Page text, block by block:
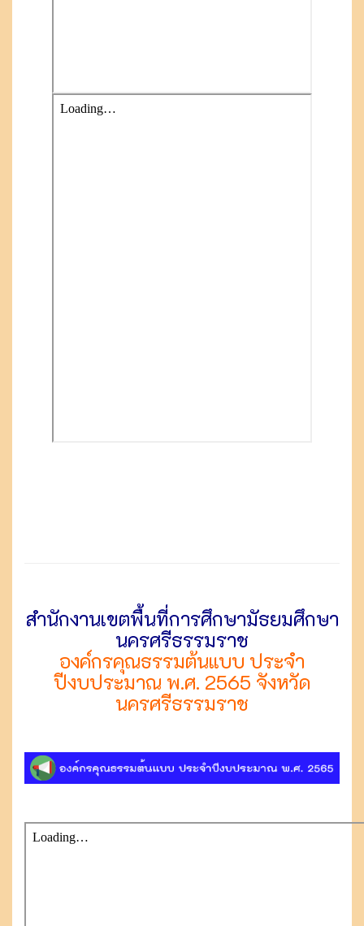
สำนักงานเขตพื้นที่การศึกษามัธยมศึกษา
นครศรีธรรมราช
องค์กรคุณธรรมต้นแบบ ประจำ
ปีงบประมาณ พ.ศ. 2565 จังหวัด
นครศรีธรรมราช